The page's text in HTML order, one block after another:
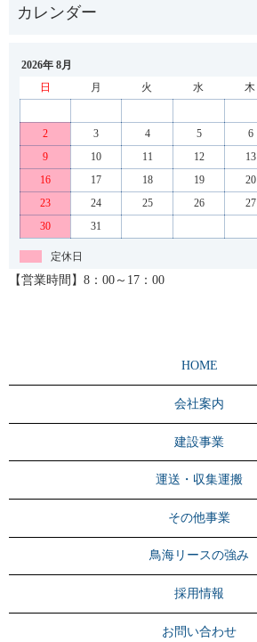
2026年 8月
日
月 火 水 木
2
3 4 5 6
9
10 11 12 13
16
17 18 19 20
23
24 25 26 27
30
31
定休日
【営業時間】8：00～17：00
HOME
会社案内
建設事業
運送・収集運搬
その他事業
鳥海リースの強み
採用情報
お問い合わせ